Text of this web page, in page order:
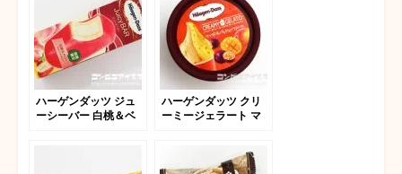
ハーゲンダッツ ジュ
ーシーバー 白桃＆ベ
ハーゲンダッツ クリ
ーミージェラート マ